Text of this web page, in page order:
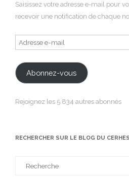
Saisissez votre adresse e-mail pour
recevoir une notification de chaque
Adresse
e-
mail
Abonnez-vous
Rejoignez les 5 834 autres abonnés
RECHERCHER SUR LE BLOG DU